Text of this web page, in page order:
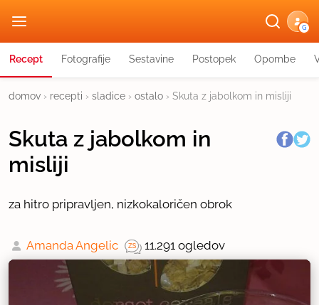
G
Recept Fotografije Sestavine Postopek Opombe
domov › recepti › sladice › ostalo › Skuta z jabolkom in misliji
Skuta z jabolkom in
misliji
za hitro pripravljen, nizkokaloričen obrok
Amanda Angelic 11.291 ogledov